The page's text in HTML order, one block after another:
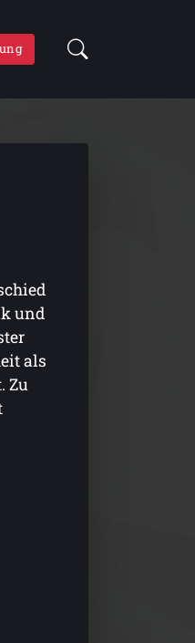
und
als
Zu